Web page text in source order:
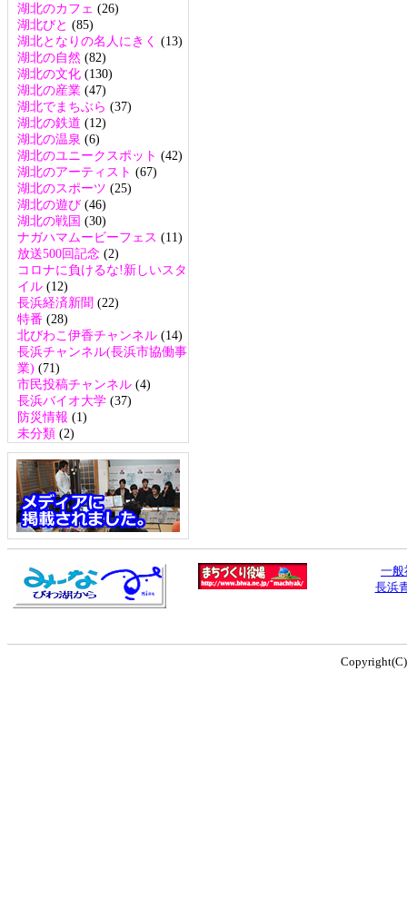
湖北のカフェ (26)
湖北びと (85)
湖北となりの名人にきく (13)
湖北の自然 (82)
湖北の文化 (130)
湖北の産業 (47)
湖北でまちぶら (37)
湖北の鉄道 (12)
湖北の温泉 (6)
湖北のユニークスポット (42)
湖北のアーティスト (67)
湖北のスポーツ (25)
湖北の遊び (46)
湖北の戦国 (30)
ナガハマムービーフェス (11)
放送500回記念 (2)
コロナに負けるな!新しいスタ
イル (12)
長浜経済新聞 (22)
特番 (28)
北びわこ伊香チャンネル (14)
長浜チャンネル(長浜市協働事
業) (71)
市民投稿チャンネル (4)
長浜バイオ大学 (37)
防災情報 (1)
未分類 (2)
一般
長浜